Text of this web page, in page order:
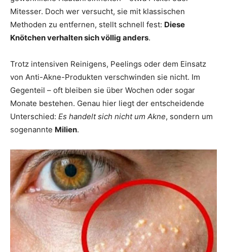
Mitesser. Doch wer versucht, sie mit klassischen
Methoden zu entfernen, stellt schnell fest: Diese
Knötchen verhalten sich völlig anders.
Trotz intensiven Reinigens, Peelings oder dem Einsatz
von Anti-Akne-Produkten verschwinden sie nicht. Im
Gegenteil – oft bleiben sie über Wochen oder sogar
Monate bestehen. Genau hier liegt der entscheidende
Unterschied: Es handelt sich nicht um Akne, sondern um
sogenannte Milien.